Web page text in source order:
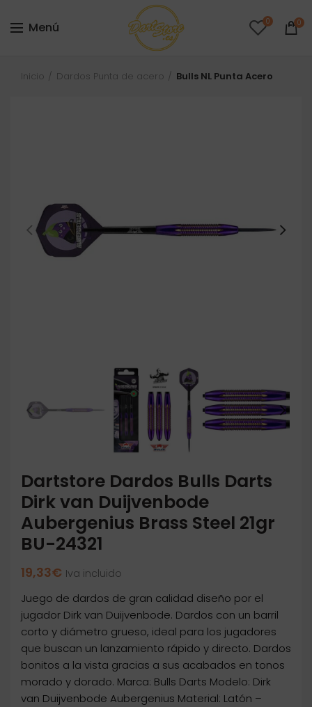
Menú 0 0
Inicio Dardos Punta de acero Bulls NL Punta Acero
Dartstore Dardos Bulls Darts
Dirk van Duijvenbode
Aubergenius Brass Steel 21gr
BU-24321
19,33€ Iva incluido
Juego de dardos de gran calidad diseño por el
jugador Dirk van Duijvenbode. Dardos con un barril
corto y diámetro grueso, ideal para los jugadores
que buscan un lanzamiento rápido y directo. Dardos
bonitos a la vista gracias a sus acabados en tonos
morado y dorado. Marca: Bulls Darts Modelo: Dirk
van Duijvenbode Aubergenius Material: Latón –